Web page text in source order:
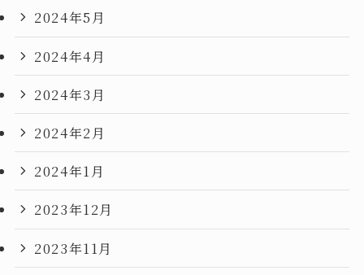
2024年5月
2024年4月
2024年3月
2024年2月
2024年1月
2023年12月
2023年11月